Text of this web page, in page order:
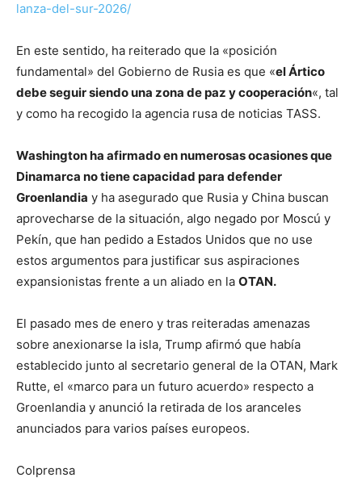
lanza-del-sur-2026/
En este sentido, ha reiterado que la «posición
fundamental» del Gobierno de Rusia es que «el Ártico
debe seguir siendo una zona de paz y cooperación«, tal
y como ha recogido la agencia rusa de noticias TASS.
Washington ha afirmado en numerosas ocasiones que
Dinamarca no tiene capacidad para defender
Groenlandia y ha asegurado que Rusia y China buscan
aprovecharse de la situación, algo negado por Moscú y
Pekín, que han pedido a Estados Unidos que no use
estos argumentos para justificar sus aspiraciones
expansionistas frente a un aliado en la OTAN.
El pasado mes de enero y tras reiteradas amenazas
sobre anexionarse la isla, Trump afirmó que había
establecido junto al secretario general de la OTAN, Mark
Rutte, el «marco para un futuro acuerdo» respecto a
Groenlandia y anunció la retirada de los aranceles
anunciados para varios países europeos.
Colprensa